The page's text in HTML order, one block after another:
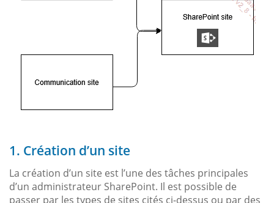
1. Création d’un site
La création d’un site est l’une des tâches principales
d’un administrateur SharePoint. Il est possible de
passer par les types de sites cités ci-dessus ou par des